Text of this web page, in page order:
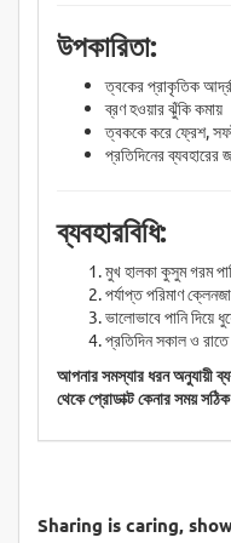
উপকারিতা:
ত্বকের প্রাকৃতিক
ব্রণ হওয়ার ঝুঁকি কমায়
ত্বককে করে ফ্রেশ,
প্রতিদিনের ব্যবহারের
ব্যবহারবিধি:
মুখ হালকা কুসুম গরম
পর্যাপ্ত পরিমাণ
ভালোভাবে পানি দিয়ে
প্রতিদিন সকাল ও
আপনার সমস্যার ধরন অনুযায়ী
থেকে প্রোডাক্ট কেনার সময় সঠিক
Sharing is caring,